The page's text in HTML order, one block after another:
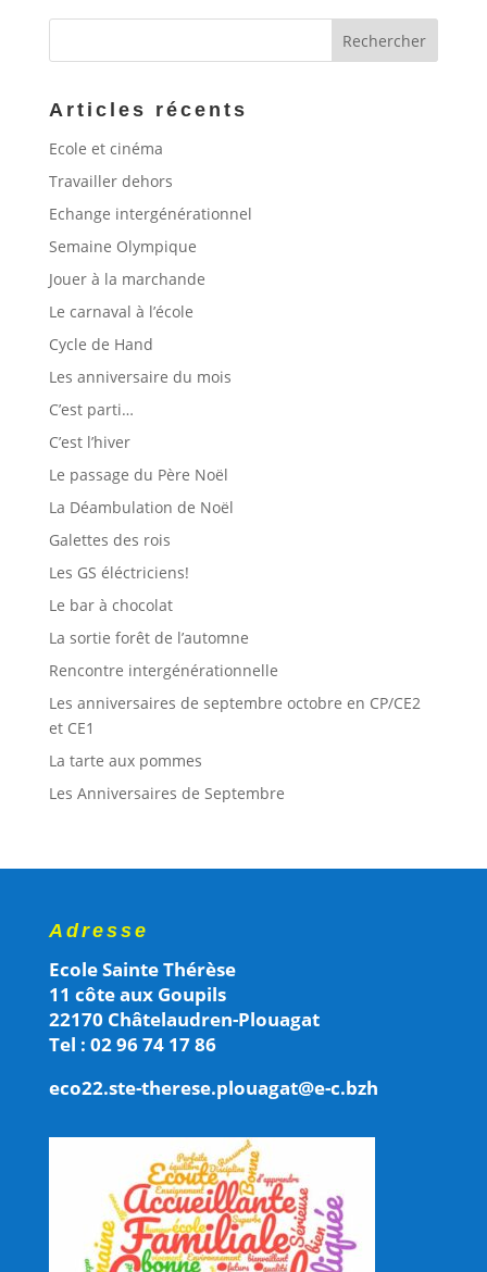
Articles récents
Ecole et cinéma
Travailler dehors
Echange intergénérationnel
Semaine Olympique
Jouer à la marchande
Le carnaval à l’école
Cycle de Hand
Les anniversaire du mois
C’est parti…
C’est l’hiver
Le passage du Père Noël
La Déambulation de Noël
Galettes des rois
Les GS éléctriciens!
Le bar à chocolat
La sortie forêt de l’automne
Rencontre intergénérationnelle
Les anniversaires de septembre octobre en CP/CE2
et CE1
La tarte aux pommes
Les Anniversaires de Septembre
Adresse
Ecole Sainte Thérèse
11 côte aux Goupils
22170 Châtelaudren-Plouagat
Tel : 02 96 74 17 86
eco22.ste-therese.plouagat@e-c.bzh